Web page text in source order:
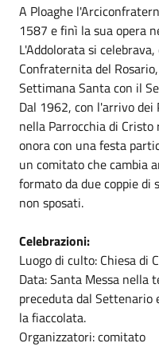
A Ploaghe
1587 e finì la sua opera
L'Addolorata si
Confraternita del
Settimana Santa con il
Dal 1962, con l'arrivo
nella Parrocchia di
onora con una festa
un comitato che cambia
formato da due coppie di
non sposati.
Celebrazioni:
Luogo di culto: Chiesa di
Data: Santa Messa nella
preceduta dal Settenario
la fiaccolata.
Organizzatori: comitato